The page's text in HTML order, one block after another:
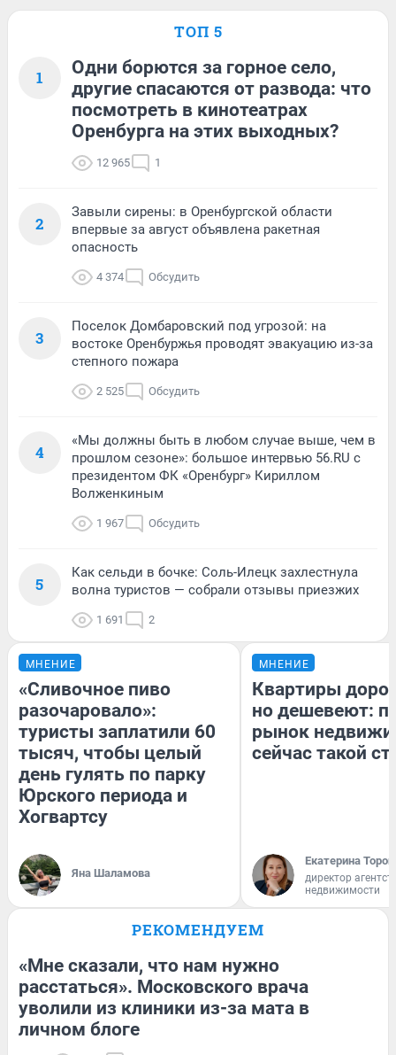
ТОП 5
1
Одни борются за горное село,
другие спасаются от развода: что
посмотреть в кинотеатрах
Оренбурга на этих выходных?
12 965 1
2
Завыли сирены: в Оренбургской области
впервые за август объявлена ракетная
опасность
4 374 Обсудить
3
Поселок Домбаровский под угрозой: на
востоке Оренбуржья проводят эвакуацию из-за
степного пожара
2 525 Обсудить
4
«Мы должны быть в любом случае выше, чем в
прошлом сезоне»: большое интервью 56.RU с
президентом ФК «Оренбург» Кириллом
Волженкиным
1 967 Обсудить
5
Как сельди в бочке: Соль-Илецк захлестнула
волна туристов — собрали отзывы приезжих
1 691 2
МНЕНИЕ
«Сливочное пиво
разочаровало»:
туристы заплатили 60
тысяч, чтобы целый
день гулять по парку
Юрского периода и
Хогвартсу
Яна Шаламова
МНЕНИЕ
Квартиры
но дешевеют:
рынок
сейчас такой
Екатерина
директор
недвижимости
РЕКОМЕНДУЕМ
«Мне сказали, что нам нужно
расстаться». Московского врача
уволили из клиники из-за мата в
личном блоге